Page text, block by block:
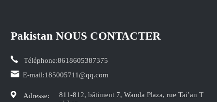
Pakistan NOUS CONTACTER
Téléphone:8618605387375
E-mail:185005711@qq.com
Adresse:
811-812, bâtiment 7, Wanda Plaza, rue Tai’an T